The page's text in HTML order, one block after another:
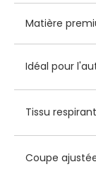
Matière
Idéal pour
Tissu
Coupe